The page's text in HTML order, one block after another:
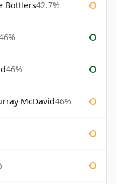
Bottlers42.7%
46%
McDavid46%